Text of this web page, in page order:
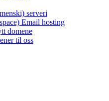
serveri
Email hosting
domene
til oss